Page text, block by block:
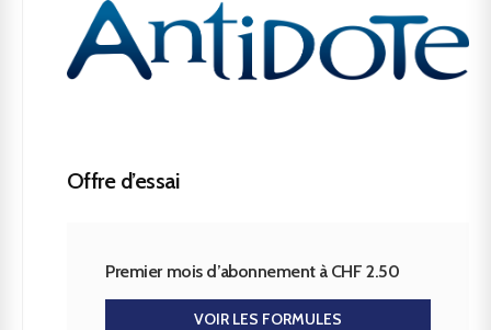
Offre d’essai
Premier mois d’abonnement à CHF 2.50
VOIR LES FORMULES